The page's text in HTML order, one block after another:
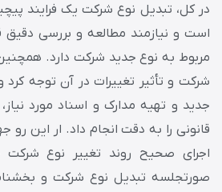
در کل، تبدیل نوع شرکت یک فرایند
است و نیازمند مطالعه و بررسی دقیق
مربوط به نوع جدید شرکت دارد.
شرکت و تأثیر تغییرات در آن توجه کرد
جدید و تهیه مدارک و اسناد مورد
قانونی را به دقت انجام داد. ار این
اجرای صحیح روند تغییر نوع
صورتجلسه تبدیل نوع شرکت و